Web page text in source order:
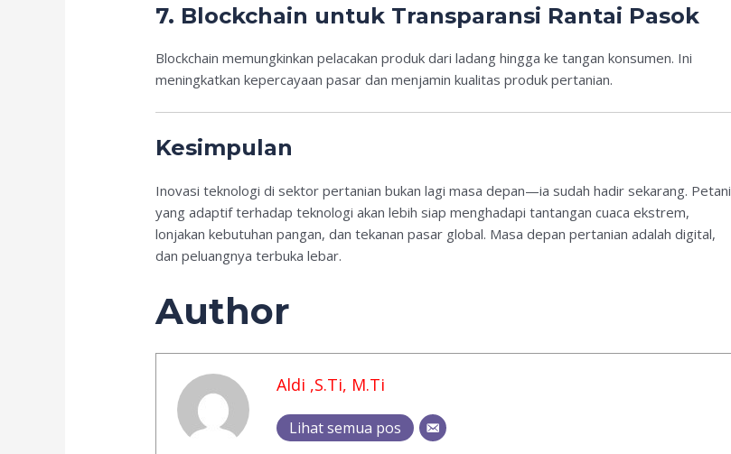
7. Blockchain untuk Transparansi Rantai Pasok
Blockchain memungkinkan pelacakan produk dari ladang hingga ke tangan konsumen. Ini
meningkatkan kepercayaan pasar dan menjamin kualitas produk pertanian.
Kesimpulan
Inovasi teknologi di sektor pertanian bukan lagi masa depan—ia sudah hadir sekarang. Petani
yang adaptif terhadap teknologi akan lebih siap menghadapi tantangan cuaca ekstrem,
lonjakan kebutuhan pangan, dan tekanan pasar global. Masa depan pertanian adalah digital,
dan peluangnya terbuka lebar.
Author
Aldi ,S.Ti, M.Ti
Lihat semua pos